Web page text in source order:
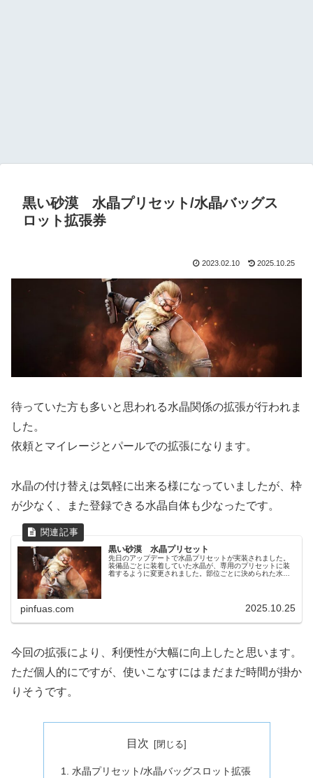
黒い砂漠 水晶プリセット/水晶バッグス
ロット拡張券
2023.02.10 2025.10.25
待っていた方も多いと思われる水晶関係の拡張が行われま
した。
依頼とマイレージとパールでの拡張になります。
水晶の付け替えは気軽に出来る様になっていましたが、枠
が少なく、また登録できる水晶自体も少なったです。
黒い砂漠 水晶プリセット
先日のアップデートで水晶プリセットが実装されました。
装備品ごとに装着していた水晶が、専用のプリセットに装
着するように変更されました。部位ごとに決められた水晶
pinfuas.com 2025.10.25
今回の拡張により、利便性が大幅に向上したと思います。
ただ個人的にですが、使いこなすにはまだまだ時間が掛か
りそうです。
目次
水晶プリセット/水晶バッグスロット拡張